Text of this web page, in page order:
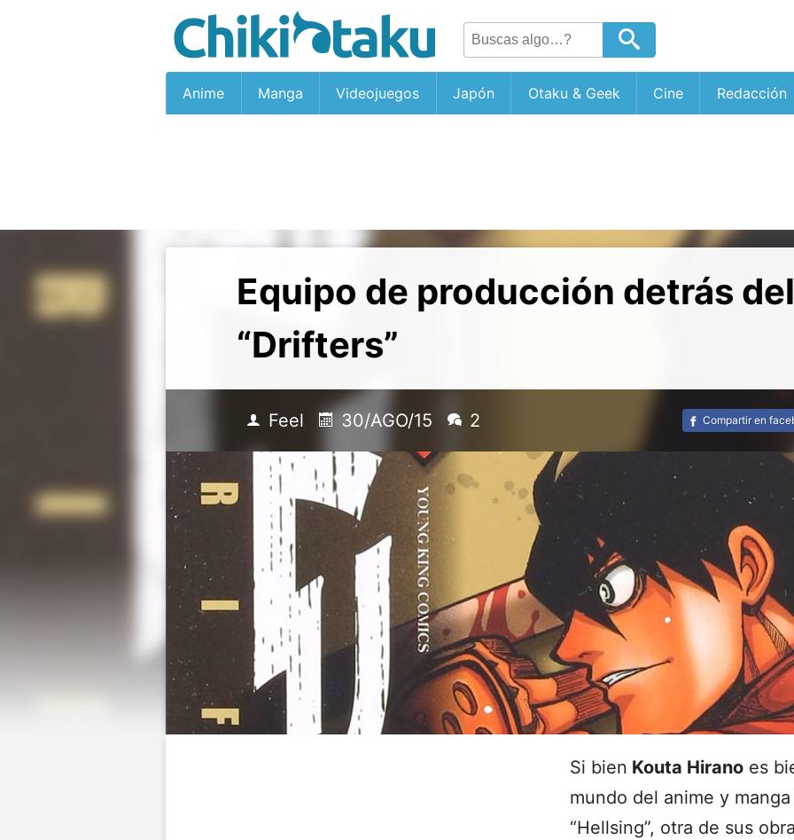
Anime Manga Videojuegos Japón Otaku & Geek Cine Redacción
Equipo de producción detrás
“Drifters”
Feel 30/AGO/15 2 Compartir en
Si bien Kouta Hirano es
mundo del anime y
“Hellsing”, otra de sus